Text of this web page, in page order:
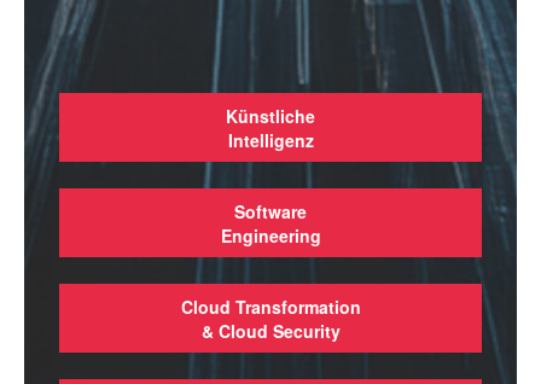
Künstliche
Intelligenz
Software
Engineering
Cloud Transformation
& Cloud Security